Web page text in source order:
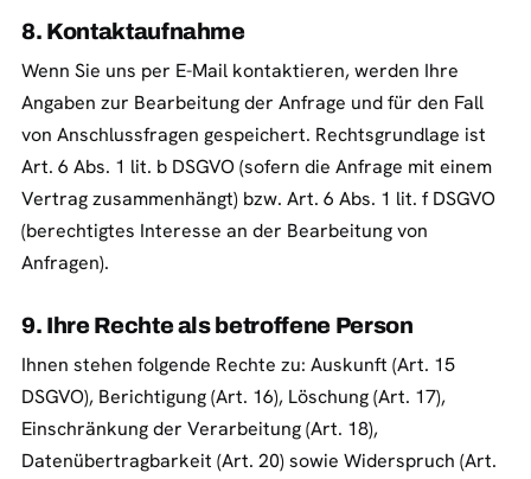
8. Kontaktaufnahme
Wenn Sie uns per E-Mail kontaktieren, werden Ihre
Angaben zur Bearbeitung der Anfrage und für den Fall
von Anschlussfragen gespeichert. Rechtsgrundlage ist
Art. 6 Abs. 1 lit. b DSGVO (sofern die Anfrage mit einem
Vertrag zusammenhängt) bzw. Art. 6 Abs. 1 lit. f DSGVO
(berechtigtes Interesse an der Bearbeitung von
Anfragen).
9. Ihre Rechte als betroffene Person
Ihnen stehen folgende Rechte zu: Auskunft (Art. 15
DSGVO), Berichtigung (Art. 16), Löschung (Art. 17),
Einschränkung der Verarbeitung (Art. 18),
Datenübertragbarkeit (Art. 20) sowie Widerspruch (Art.